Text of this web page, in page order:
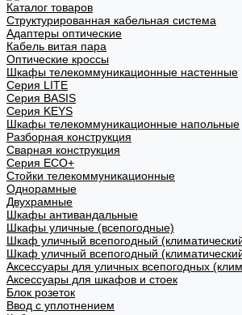
Каталог товаров
Структурированная кабельная система
Адаптеры оптические
Кабель витая пара
Оптические кроссы
Шкафы телекоммуникационные настенные
Cерия LITE
Cерия BASIS
Cерия KEYS
Шкафы телекоммуникационные напольные
Разборная конструкция
Сварная конструкция
Серия ECO+
Стойки телекоммуникационные
Однорамные
Двухрамные
Шкафы антивандальные
Шкафы уличные (всепогодные)
Шкаф уличный всепогодный
Шкаф уличный всепогодный
Аксессуары для уличных всепогодных
Аксессуары для шкафов и стоек
Блок розеток
Ввод с уплотнением